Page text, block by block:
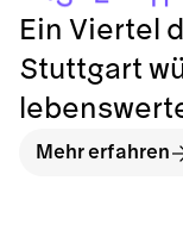
Ein Viertel
Stuttgart
Mehr erfahren